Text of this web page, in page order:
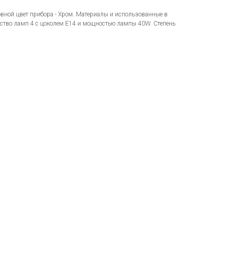
цвет прибора - Хром. Материалы и использованные в
ламп 4 с цоколем E14 и мощностью лампы 40W. Степень